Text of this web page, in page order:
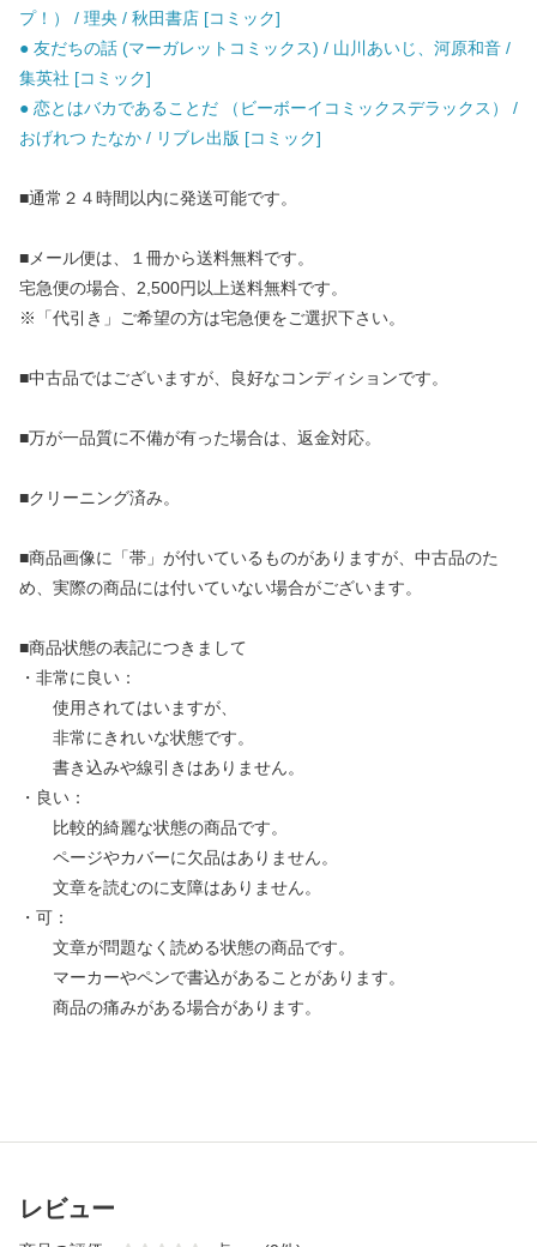
プ！） / 理央 / 秋田書店 [コミック]
● 友だちの話 (マーガレットコミックス) / 山川あいじ、河原和音 /
集英社 [コミック]
● 恋とはバカであることだ （ビーボーイコミックスデラックス） /
おげれつ たなか / リブレ出版 [コミック]
■通常２４時間以内に発送可能です。
■メール便は、１冊から送料無料です。
宅急便の場合、2,500円以上送料無料です。
※「代引き」ご希望の方は宅急便をご選択下さい。
■中古品ではございますが、良好なコンディションです。
■万が一品質に不備が有った場合は、返金対応。
■クリーニング済み。
■商品画像に「帯」が付いているものがありますが、中古品のた
め、実際の商品には付いていない場合がございます。
■商品状態の表記につきまして
・非常に良い：
使用されてはいますが、
非常にきれいな状態です。
書き込みや線引きはありません。
・良い：
比較的綺麗な状態の商品です。
ページやカバーに欠品はありません。
文章を読むのに支障はありません。
・可：
文章が問題なく読める状態の商品です。
マーカーやペンで書込があることがあります。
商品の痛みがある場合があります。
レビュー